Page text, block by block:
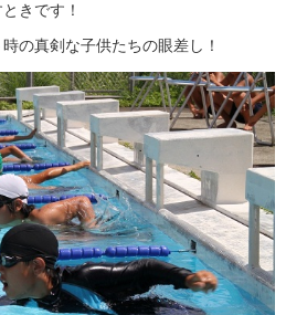
きです！
の真剣な子供たちの眼差し！